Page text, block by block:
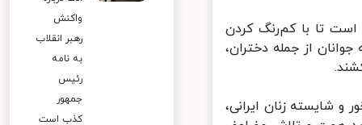
تا با کم‌رنگ کردن
از جمله دختران،
شایسته زنان ایرانی،
واکنش
رهبر انقلاب
به نامه
رئیس
جمهور
کذب است